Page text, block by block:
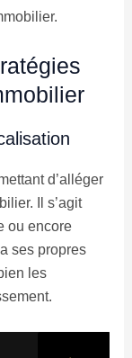
d’alléger
Il s’agit
ou encore
ses propres
les